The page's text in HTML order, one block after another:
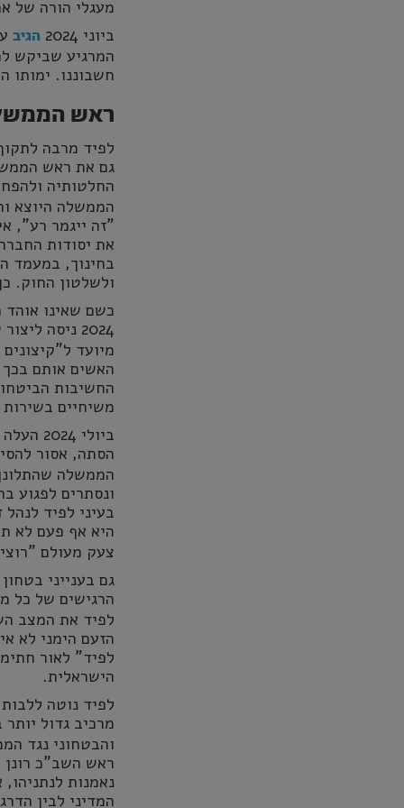
מעגלי הורה של
ביוני 2024
הגיב
המרגיע שביקש
חשבוננו. ימותו
ראש
לפיד מרבה
גם את ראש
החלטותיה
הממשלה היוצא
"זה ייגמר רע",
את יסודות
בחינוך, במעמד
ולשלטון החוק.
כשם שאינו אוהד
2024 ניסה ליצור שלום ואחווה כאשר
מיועד
האשים אותם
החשיבות
משיחיים
הסתה, אסור
הממשלה
ונסתרים לפגוע
בעיני לפיד
היא אף פעם לא
צעק מעולם
גם בענייני
הרגישים של כל מי
לפיד את המצב
הזעם הימני לא
לפיד" לאור
הישראלית.
לפיד נוטה
מרכיב גדול יותר
והבטחוני נגד
ראש השב"כ רונן
נאמנות
המדיני לבין